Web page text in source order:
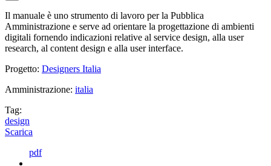
Il manuale è uno strumento di lavoro per la Pubblica
Amministrazione e serve ad orientare la progettazione di ambienti
digitali fornendo indicazioni relative al service design, alla user
research, al content design e alla user interface.
Progetto: Designers Italia
Amministrazione: italia
Tag:
design
Scarica
pdf